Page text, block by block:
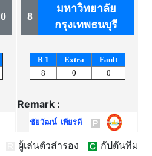
0 8
มหาวิทยาลัย
กรุงเทพธนบุรี
R 1 Extra
Fault
8
0 0
Remark :
ชัยวัฒน์ เพียรดี
ผู้เล่นตัวสำรอง กัปตันทีม